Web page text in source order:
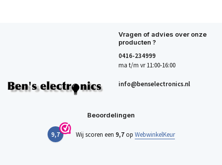
Vragen of advies over onze
producten ?
0416-234999
ma t/m vr 11:00-16:00
info@benselectronics.nl
Beoordelingen
9,7 Wij scoren een 9,7op WebwinkelKeur